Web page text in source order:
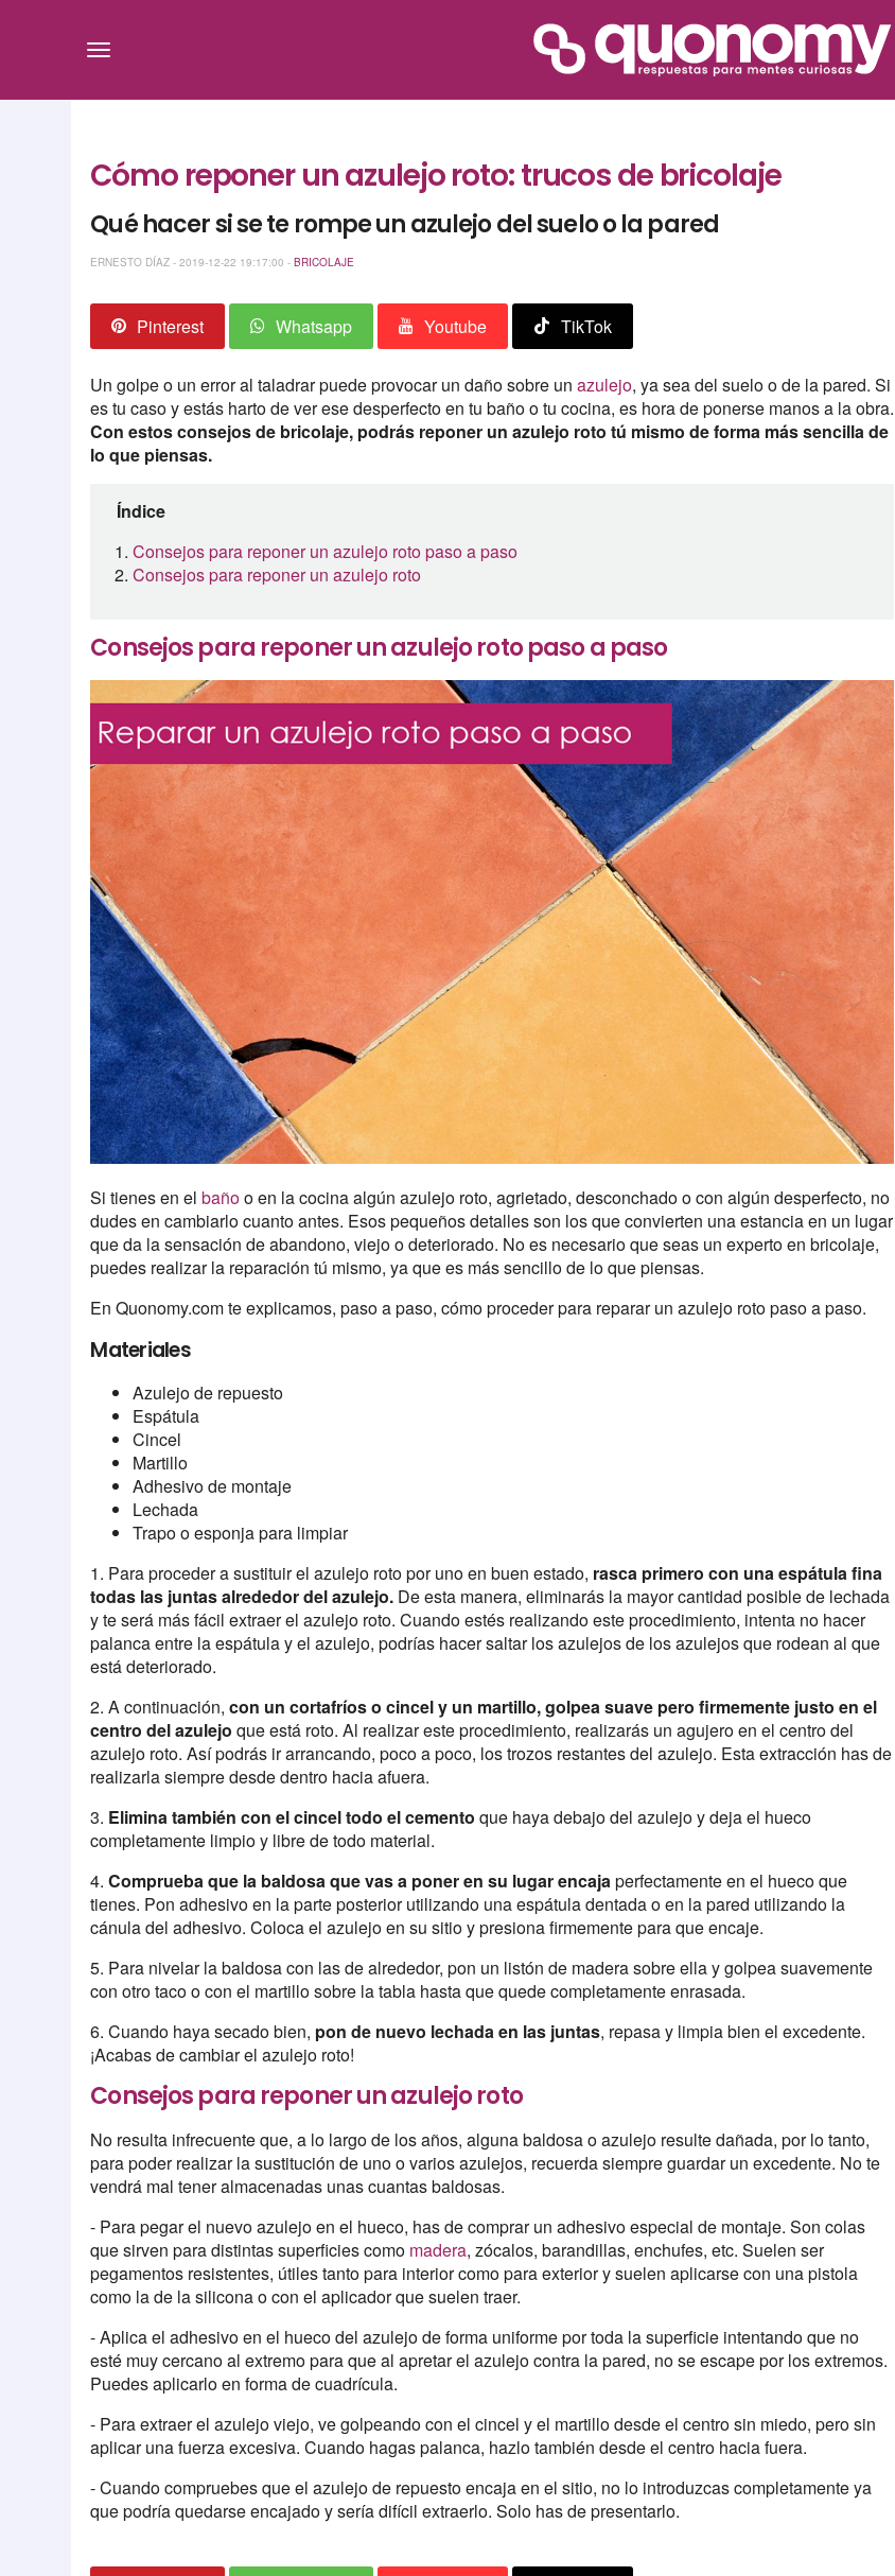
Cómo reponer un azulejo roto: trucos de bricolaje
Qué hacer si se te rompe un azulejo del suelo o la pared
ERNESTO DÍAZ - 2019-12-22 19:17:00 -BRICOLAJE
Pinterest Whatsapp Youtube TikTok
Un golpe o un error al taladrar puede provocar un daño sobre unazulejo, ya sea del suelo o de la pared. Si
es tu caso y estás harto de ver ese desperfecto en tu baño o tu cocina, es hora de ponerse manos a la obra.
Con estos consejos de bricolaje, podrás reponer un azulejo roto tú mismo de forma más sencilla de
lo que piensas.
Índice
Consejos para reponer un azulejo roto paso a paso
Consejos para reponer un azulejo roto
Consejos para reponer un azulejo roto paso a paso
Si tienes en elbañoo en la cocina algún azulejo roto, agrietado, desconchado o con algún desperfecto, no
dudes en cambiarlo cuanto antes. Esos pequeños detalles son los que convierten una estancia en un lugar
que da la sensación de abandono, viejo o deteriorado. No es necesario que seas un experto en bricolaje,
puedes realizar la reparación tú mismo, ya que es más sencillo de lo que piensas.
En Quonomy.com te explicamos, paso a paso, cómo proceder para reparar un azulejo roto paso a paso.
Materiales
Azulejo de repuesto
Espátula
Cincel
Martillo
Adhesivo de montaje
Lechada
Trapo o esponja para limpiar
1. Para proceder a sustituir el azulejo roto por uno en buen estado, rasca primero con una espátula fina
todas las juntas alrededor del azulejo. De esta manera, eliminarás la mayor cantidad posible de lechada
y te será más fácil extraer el azulejo roto. Cuando estés realizando este procedimiento, intenta no hacer
palanca entre la espátula y el azulejo, podrías hacer saltar los azulejos de los azulejos que rodean al que
está deteriorado.
2. A continuación,con un cortafríos o cincel y un martillo, golpea suave pero firmemente justo en el
centro del azulejo que está roto. Al realizar este procedimiento, realizarás un agujero en el centro del
azulejo roto. Así podrás ir arrancando, poco a poco, los trozos restantes del azulejo. Esta extracción has de
realizarla siempre desde dentro hacia afuera.
3. Elimina también con el cincel todo el cemento que haya debajo del azulejo y deja el hueco
completamente limpio y libre de todo material.
4.Comprueba que la baldosa que vas a poner en su lugar encajaperfectamente en el hueco que
tienes. Pon adhesivo en la parte posterior utilizando una espátula dentada o en la pared utilizando la
cánula del adhesivo. Coloca el azulejo en su sitio y presiona firmemente para que encaje.
5. Para nivelar la baldosa con las de alrededor, pon un listón de madera sobre ella y golpea suavemente
con otro taco o con el martillo sobre la tabla hasta que quede completamente enrasada.
6. Cuando haya secado bien, pon de nuevo lechada en las juntas, repasa y limpia bien el excedente.
¡Acabas de cambiar el azulejo roto!
Consejos para reponer un azulejo roto
No resulta infrecuente que, a lo largo de los años, alguna baldosa o azulejo resulte dañada, por lo tanto,
para poder realizar la sustitución de uno o varios azulejos, recuerda siempre guardar un excedente. No te
vendrá mal tener almacenadas unas cuantas baldosas.
- Para pegar el nuevo azulejo en el hueco, has de comprar un adhesivo especial de montaje. Son colas
que sirven para distintas superficies como madera, zócalos, barandillas, enchufes, etc. Suelen ser
pegamentos resistentes, útiles tanto para interior como para exterior y suelen aplicarse con una pistola
como la de la silicona o con el aplicador que suelen traer.
- Aplica el adhesivo en el hueco del azulejo de forma uniforme por toda la superficie intentando que no
esté muy cercano al extremo para que al apretar el azulejo contra la pared, no se escape por los extremos.
Puedes aplicarlo en forma de cuadrícula.
- Para extraer el azulejo viejo, ve golpeando con el cincel y el martillo desde el centro sin miedo, pero sin
aplicar una fuerza excesiva. Cuando hagas palanca, hazlo también desde el centro hacia fuera.
- Cuando compruebes que el azulejo de repuesto encaja en el sitio, no lo introduzcas completamente ya
que podría quedarse encajado y sería difícil extraerlo. Solo has de presentarlo.